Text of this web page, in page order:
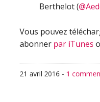
Berthelot (
Vous pouvez
abonner par iTunes
21 avril 2016 - 1